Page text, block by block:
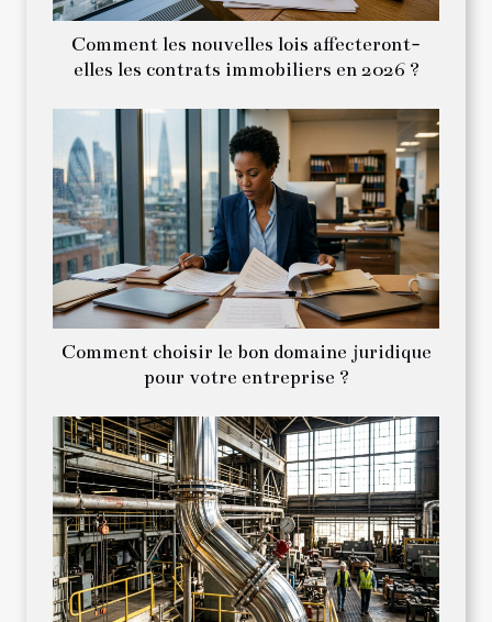
Comment les nouvelles lois affecteront-
elles les contrats immobiliers en 2026 ?
Comment choisir le bon domaine juridique
pour votre entreprise ?